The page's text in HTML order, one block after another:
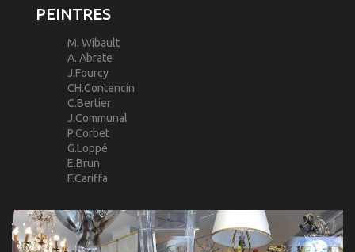
PEINTRES
M. Wibault
A. Abrate
J.Fourcy
CH.Contencin
C.Bertier
J.Communal
P.Corbet
G.Loppé
E.Brun
F.Cariffa